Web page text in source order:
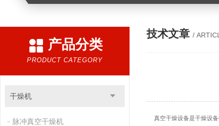
产品分类
PRODUCT CATEGORY
干燥机
脉冲真空干燥机
技术文章 /
真空干燥设备是干燥设备